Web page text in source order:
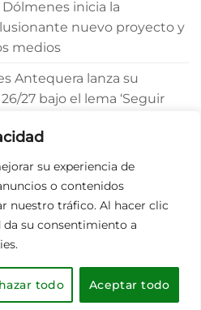
su experiencia de
o contenidos
nuestro tráfico. Al hacer clic
da su consentimiento a
todo Aceptar todo
inicia la
nuevo proyecto y
medios
Antequera lanza su
27 bajo el lema ‘Seguir
pivote del Balonmano
Balonmano Los Dólmenes